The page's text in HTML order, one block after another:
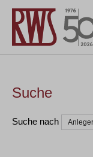
Suche
Suche nach